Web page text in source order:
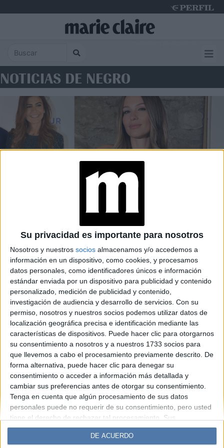
Su privacidad es importante para nosotros
Nosotros y nuestros socios almacenamos y/o accedemos a
información en un dispositivo, como cookies, y procesamos
datos personales, como identificadores únicos e información
estándar enviada por un dispositivo para publicidad y contenido
personalizado, medición de publicidad y contenido,
investigación de audiencia y desarrollo de servicios. Con su
permiso, nosotros y nuestros socios podemos utilizar datos de
localización geográfica precisa e identificación mediante las
características de dispositivos. Puede hacer clic para otorgarnos
su consentimiento a nosotros y a nuestros 1733 socios para
que llevemos a cabo el procesamiento previamente descrito. De
forma alternativa, puede hacer clic para denegar su
consentimiento o acceder a información más detallada y
cambiar sus preferencias antes de otorgar su consentimiento.
Tenga en cuenta que algún procesamiento de sus datos
personales puede no requerir de su consentimiento, pero usted
tiene el derecho de rechazar tal procesamiento. Sus
preferencias se aplicarán solo a este sitio web. Puede cambiar
sus preferencias o retirar su consentimiento en cualquier
DE ACUERDO
NOTICIAS DE NEGRO
Looks con brillo: Juliana
Awada y Pampita tienen las
mejores opciones para la
noche
Espacio Publicitario
Diario Perfil Caras Noticias
Fortuna
Hombre
Weekend Parabrisas
Supercampo
Lunateen